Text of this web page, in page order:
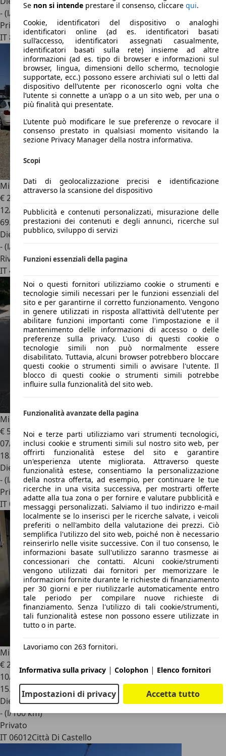
- (l/100 km)
Privato
IT 84015Nocera Superiore
Microcar M.Go
€ 2.900
12/2012
69.000 km
Diesel
- (l/100 km)
Rivenditore
IT 47032
Microcar M.Go
€ 5.500
07/2017
18.000 km
Diesel
- (l/100 km)
Privato
IT 06043Cascia
Microcar MC1
€ 2.100
10/2007
15.000 km
Diesel
- (l/100 km)
Privato
IT 06012Città Di Castello
Se non si intende prestare il consenso, cliccare qui.
Cookie, identificatori del dispositivo o analoghi
identificatori online (ad es. identificatori basati
sull’accesso, identificatori assegnati casualmente,
identificatori basati sulla rete) insieme ad altre
informazioni (ad es. tipo di browser e informazioni sul
browser, lingua, dimensioni dello schermo, tecnologie
supportate, ecc.) possono essere archiviati sul o letti dal
dispositivo dell’utente per riconoscerlo ogni volta che
l’utente si connette a un’app o a un sito web, per una o
più finalità qui presentate.
L’utente può modificare le sue preferenze o revocare il
consenso prestato in qualsiasi momento visitando la
sezione Privacy Manager della nostra informativa.
Scopi
Dati di geolocalizzazione precisi e identificazione
attraverso la scansione del dispositivo
Pubblicità e contenuti personalizzati, misurazione delle
prestazioni dei contenuti e degli annunci, ricerche sul
pubblico, sviluppo di servizi
Funzioni essenziali della pagina
Noi o questi fornitori utilizziamo cookie o strumenti e
tecnologie simili necessari per le funzioni essenziali del
sito e per garantirne il corretto funzionamento. Vengono
in genere utilizzati in risposta all'attività dell'utente per
abilitare funzioni importanti come l'impostazione e il
mantenimento delle informazioni di accesso o delle
preferenze sulla privacy. L'uso di questi cookie o
tecnologie simili non può normalmente essere
disabilitato. Tuttavia, alcuni browser potrebbero bloccare
questi cookie o strumenti simili o avvisare l'utente. Il
blocco di questi cookie o strumenti simili potrebbe
influire sulla funzionalità del sito web.
Funzionalità avanzate della pagina
Noi e terze parti utilizziamo vari strumenti tecnologici,
inclusi cookie e strumenti simili sul nostro sito web, per
offrirti funzionalità estese del sito e garantire
un'esperienza utente migliorata. Attraverso queste
funzionalità estese, consentiamo la personalizzazione
della nostra offerta, ad esempio, per continuare le tue
ricerche in una visita successiva, per mostrarti offerte
adatte alla tua zona o per fornire e valutare pubblicità e
messaggi personalizzati. Salviamo il tuo indirizzo e-mail
localmente se lo inserisci per le ricerche salvate, i veicoli
preferiti o nell'ambito della valutazione dei prezzi. Ciò
semplifica l'utilizzo del sito web, poiché non è necessario
reinserirlo nelle visite successive. Con il tuo consenso, le
informazioni basate sull'utilizzo saranno trasmesse ai
concessionari che contatti. Alcuni cookie/strumenti
vengono utilizzati dai fornitori per memorizzare le
informazioni fornite durante le richieste di finanziamento
per 30 giorni e per riutilizzarle automaticamente entro
tale periodo per compilare nuove richieste di
finanziamento. Senza l'utilizzo di tali cookie/strumenti,
tali funzionalità estese non possono essere utilizzate in
tutto o in parte.
Lavoriamo con 263 fornitori.
Informativa sulla privacy | Colophon | Elenco fornitori
Impostazioni di privacy Accetta tutto